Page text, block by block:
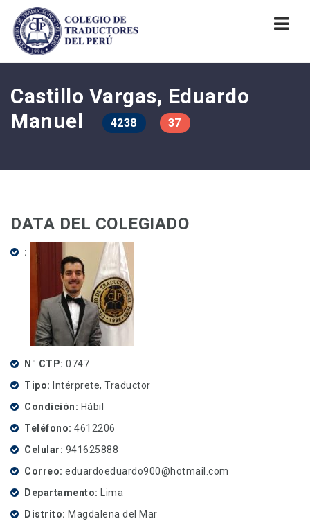
Castillo Vargas, Eduardo
Manuel
4238 37
DATA DEL COLEGIADO
N° CTP 0747
Tipo Intérprete, Traductor
Condición
Hábil
Teléfono 4612206
Celular
941625888
Correo eduardoeduardo900@hotmail.com
Departamento Lima
Distrito Magdalena del Mar